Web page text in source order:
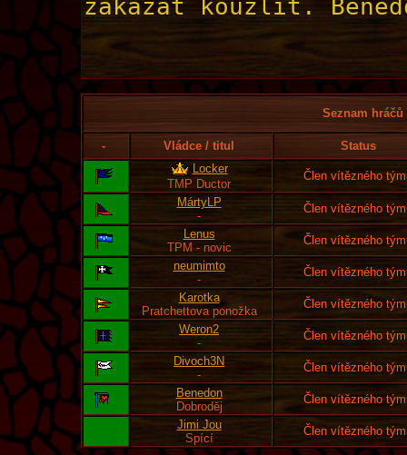
Seznam
- Vládce / titul
Status
Locker
TMP Ductor
Člen vítězného
MártyLP
-
Člen vítězného
Lenus
TPM - novic
Člen vítězného
neumimto
-
Člen vítězného
Karotka
Pratchettova ponožka
Člen vítězného
Weron2
-
Člen vítězného
Divoch3N
-
Člen vítězného
Benedon
Dobroděj
Člen vítězného
Jimi Jou
Spící
Člen vítězného